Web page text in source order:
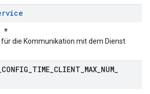
*
die Kommunikation mit dem Dienst
CONFIG TIME CLIENT MAX NUM